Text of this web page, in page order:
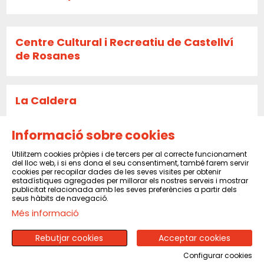
Centre Cultural i Recreatiu de Castellví
de Rosanes
La Caldera
Sala El Sindicat de Balsareny
CENTRE CULTURAL I RECREATIU DE PINEDA
DE MAR
CENTRE MORAL I CULTURAL DEL POBLENOU
Informació sobre cookies
Utilitzem cookies pròpies i de tercers per al correcte funcionament
del lloc web, i si ens dona el seu consentiment, també farem servir
cookies per recopilar dades de les seves visites per obtenir
estadístiques agregades per millorar els nostres serveis i mostrar
publicitat relacionada amb les seves preferències a partir dels
seus hàbits de navegació.
Més informació
Acceptar cookies
Rebutjar cookies
Configurar cookies